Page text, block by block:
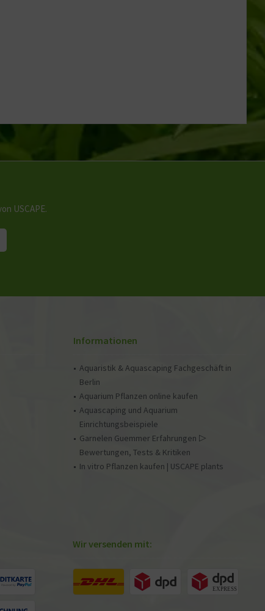
USCAPE.
Informationen
Aquaristik & Aquascaping Fachgeschäft in
Berlin
Aquarium Pflanzen online kaufen
Aquascaping und Aquarium
Einrichtungsbeispiele
Garnelen Guemmer Erfahrungen ▷
Bewertungen, Tests & Kritiken
In vitro Pflanzen kaufen | USCAPE plants
Wir versenden mit: